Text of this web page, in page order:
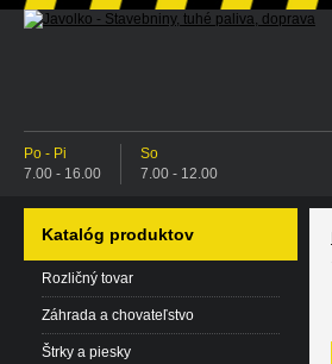
Po - Pi
7.00 - 16.00
So
7.00 - 12.00
Katalóg produktov
Rozličný tovar
Záhrada a chovateľstvo
Štrky a piesky